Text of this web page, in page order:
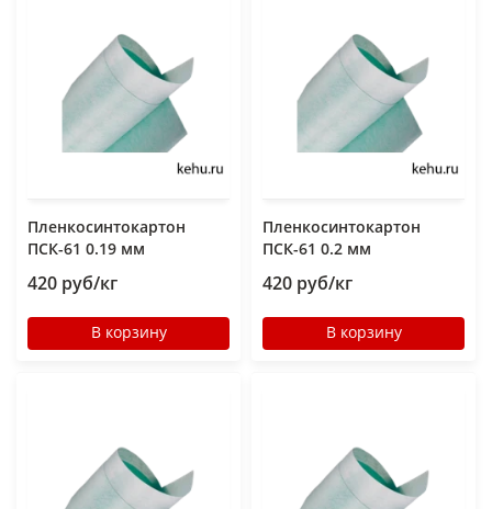
Пленкосинтокартон
ПСК-61 0.19 мм
420 руб/кг
В корзину
Пленкосинтокартон
ПСК-61 0.2 мм
420 руб/кг
В корзину